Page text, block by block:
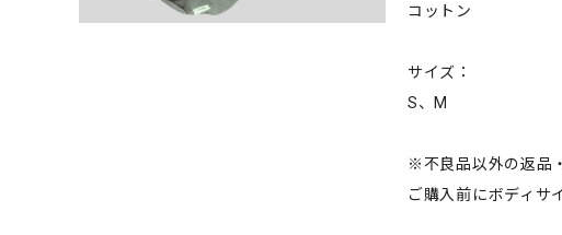
コットン
サイズ：
S、M
※不良品以外の返品
ご購入前にボディサ